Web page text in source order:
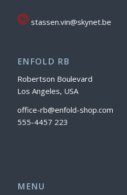
stassen.vin@skynet.be
ENFOLD RB
Robertson Boulevard
Los Angeles, USA
office-rb@enfold-shop.com
555-4457 223
MENU